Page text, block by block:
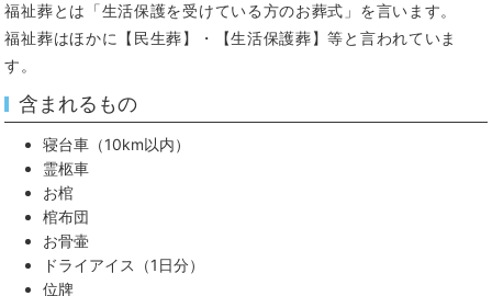
福祉葬とは「生活保護を受けている方のお葬式」を言います。
福祉葬はほかに【民生葬】・【生活保護葬】等と言われていま
す。
含まれるもの
寝台車（10km以内）
霊柩車
お棺
棺布団
お骨壷
ドライアイス（1日分）
位牌